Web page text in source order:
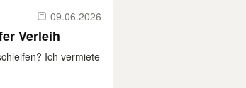
09.06.2026
Verleih
Ich vermiete